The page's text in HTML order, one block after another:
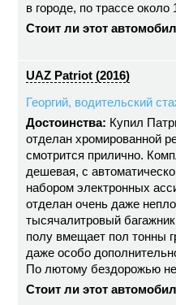
в городе, по трассе около
Стоит ли этот
UAZ Patriot (2016)
Георгий, водительский
Достоинства: Купил
отделан хромированной
смотрится прилично.
дешевая, с
набором электронных
отделан очень даже
тысячалитровый
полу вмещает пол тонны
даже особо
По лютому бездорожью не
Стоит ли этот